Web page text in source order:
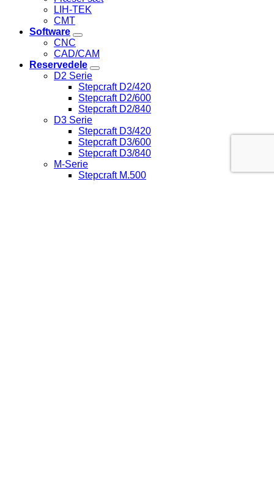
LIH-TEK
CMT
Software
CNC
CAD/CAM
Reservedele
D2 Serie
Stepcraft D2/420
Stepcraft D2/600
Stepcraft D2/840
D3 Serie
Stepcraft D3/420
Stepcraft D3/600
Stepcraft D3/840
M-Serie
Stepcraft M.500